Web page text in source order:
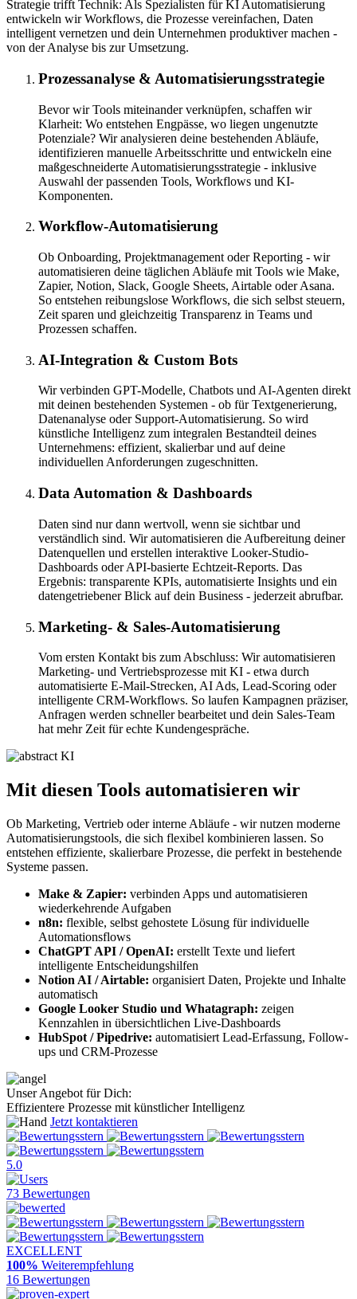
Strategie trifft Technik: Als Spezialisten für KI Automatisierung
entwickeln wir Workflows, die Prozesse vereinfachen, Daten
intelligent vernetzen und dein Unternehmen produktiver machen -
von der Analyse bis zur Umsetzung.
Prozessanalyse & Automatisierungsstrategie
Bevor wir Tools miteinander verknüpfen, schaffen wir
Klarheit: Wo entstehen Engpässe, wo liegen ungenutzte
Potenziale? Wir analysieren deine bestehenden Abläufe,
identifizieren manuelle Arbeitsschritte und entwickeln eine
maßgeschneiderte Automatisierungsstrategie - inklusive
Auswahl der passenden Tools, Workflows und KI-
Komponenten.
Workflow-Automatisierung
Ob Onboarding, Projektmanagement oder Reporting - wir
automatisieren deine täglichen Abläufe mit Tools wie Make,
Zapier, Notion, Slack, Google Sheets, Airtable oder Asana.
So entstehen reibungslose Workflows, die sich selbst steuern,
Zeit sparen und gleichzeitig Transparenz in Teams und
Prozessen schaffen.
AI-Integration & Custom Bots
Wir verbinden GPT-Modelle, Chatbots und AI-Agenten direkt
mit deinen bestehenden Systemen - ob für Textgenerierung,
Datenanalyse oder Support-Automatisierung. So wird
künstliche Intelligenz zum integralen Bestandteil deines
Unternehmens: effizient, skalierbar und auf deine
individuellen Anforderungen zugeschnitten.
Data Automation & Dashboards
Daten sind nur dann wertvoll, wenn sie sichtbar und
verständlich sind. Wir automatisieren die Aufbereitung deiner
Datenquellen und erstellen interaktive Looker-Studio-
Dashboards oder API-basierte Echtzeit-Reports. Das
Ergebnis: transparente KPIs, automatisierte Insights und ein
datengetriebener Blick auf dein Business - jederzeit abrufbar.
Marketing- & Sales-Automatisierung
Vom ersten Kontakt bis zum Abschluss: Wir automatisieren
Marketing- und Vertriebsprozesse mit KI - etwa durch
automatisierte E-Mail-Strecken, AI Ads, Lead-Scoring oder
intelligente CRM-Workflows. So laufen Kampagnen präziser,
Anfragen werden schneller bearbeitet und dein Sales-Team
hat mehr Zeit für echte Kundengespräche.
Mit diesen Tools automatisieren wir
Ob Marketing, Vertrieb oder interne Abläufe - wir nutzen moderne
Automatisierungstools, die sich flexibel kombinieren lassen. So
entstehen effiziente, skalierbare Prozesse, die perfekt in bestehende
Systeme passen.
Make & Zapier: verbinden Apps und automatisieren
wiederkehrende Aufgaben
n8n: flexible, selbst gehostete Lösung für individuelle
Automationsflows
ChatGPT API / OpenAI: erstellt Texte und liefert
intelligente Entscheidungshilfen
Notion AI / Airtable: organisiert Daten, Projekte und Inhalte
automatisch
Google Looker Studio und Whatagraph: zeigen
Kennzahlen in übersichtlichen Live-Dashboards
HubSpot / Pipedrive: automatisiert Lead-Erfassung, Follow-
ups und CRM-Prozesse
Unser Angebot für Dich:
Effizientere Prozesse mit künstlicher Intelligenz
Jetzt kontaktieren
5.0
73 Bewertungen
EXCELLENT
100% Weiterempfehlung
16 Bewertungen